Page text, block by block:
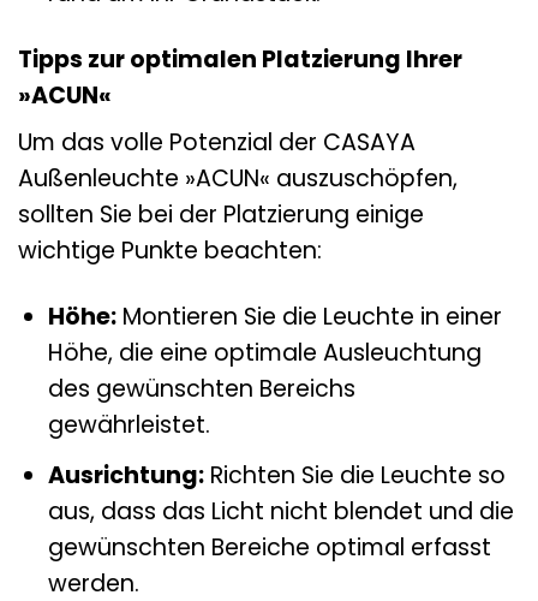
Tipps zur optimalen Platzierung Ihrer
»ACUN«
Um das volle Potenzial der CASAYA
Außenleuchte »ACUN« auszuschöpfen,
sollten Sie bei der Platzierung einige
wichtige Punkte beachten:
Höhe:Montieren Sie die Leuchte in einer
Höhe, die eine optimale Ausleuchtung
des gewünschten Bereichs
gewährleistet.
Ausrichtung:Richten Sie die Leuchte so
aus, dass das Licht nicht blendet und die
gewünschten Bereiche optimal erfasst
werden.